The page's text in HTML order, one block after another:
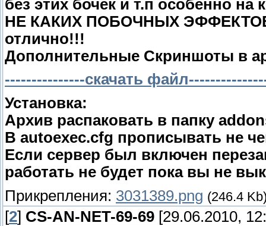
без этих бочек и т.п особенно на
НЕ КАКИХ ПОБОЧНЫХ ЭФФЕКТОВ
отлично!!!
Дополнительные Скриншоты в
---------------скачать
Установка:
Архив распаковать в папку
В autoexec.cfg прописывать не
Если сервер был включен
работать не будет пока вы не
Прикрепления: 3031389.png (246.4
[2] CS-AN-NET-69-69 [29.06.2010,